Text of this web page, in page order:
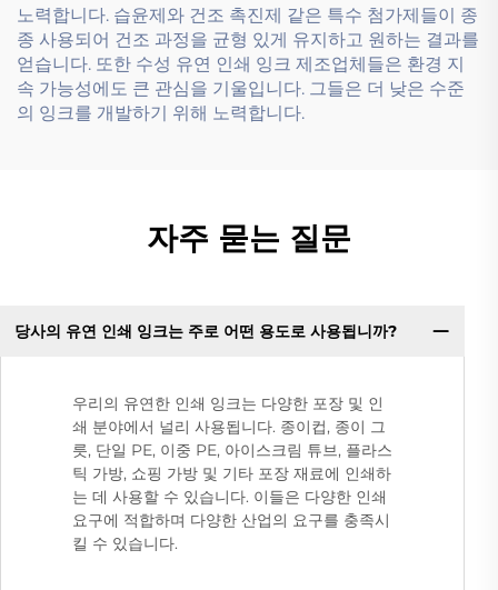
노력합니다. 습윤제와 건조 촉진제 같은 특수 첨가제들이 종
종 사용되어 건조 과정을 균형 있게 유지하고 원하는 결과를
얻습니다. 또한 수성 유연 인쇄 잉크 제조업체들은 환경 지
속 가능성에도 큰 관심을 기울입니다. 그들은 더 낮은 수준
의 잉크를 개발하기 위해 노력합니다.
자주 묻는 질문
당사의 유연 인쇄 잉크는 주로 어떤 용도로 사용됩니까?
우리의 유연한 인쇄 잉크는 다양한 포장 및 인
쇄 분야에서 널리 사용됩니다. 종이컵, 종이 그
릇, 단일 PE, 이중 PE, 아이스크림 튜브, 플라스
틱 가방, 쇼핑 가방 및 기타 포장 재료에 인쇄하
는 데 사용할 수 있습니다. 이들은 다양한 인쇄
요구에 적합하며 다양한 산업의 요구를 충족시
킬 수 있습니다.